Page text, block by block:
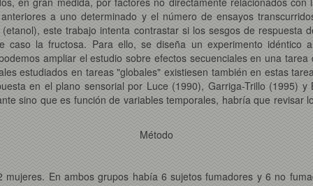
a uno determinado y el número de ensayos
este trabajo intenta contrastar si los sesgos de respuesta
caso la fructosa. Para ello, se diseña un experimento idéntico
ampliar el estudio sobre efectos secuenciales en una
estudiados en tareas "globales" existiesen también en estas
en el plano sensorial por Luce (1990), Garriga-Trillo (1995)
sino que es función de variables temporales, habría que revisar
Método
En ambos grupos había 6 sujetos fumadores y 6 no